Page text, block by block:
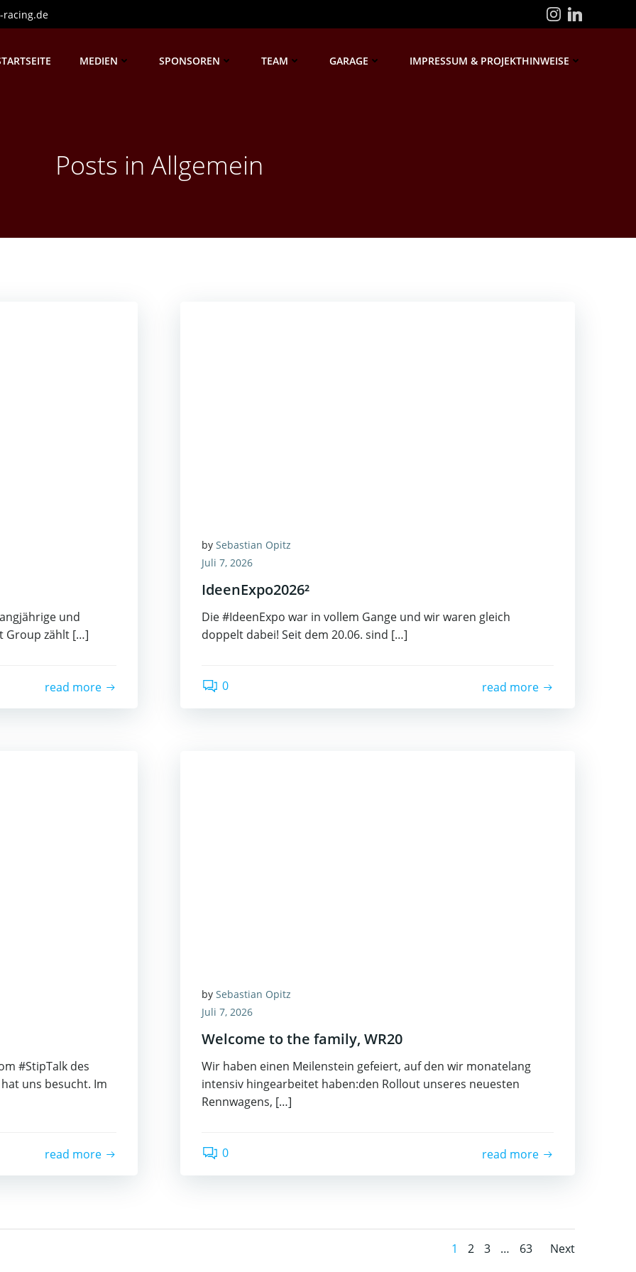
racing.de
MEDIEN SPONSOREN TEAM GARAGE IMPRESSUM & PROJEKTHINWEISE
Posts in Allgemein
und
Group zählt […]
read more
by Sebastian Opitz
Juli 7, 2026
IdeenExpo2026²
Die #IdeenExpo war in vollem Gange und wir waren gleich
doppelt dabei! Seit dem 20.06. sind […]
0 read more
#StipTalk des
uns besucht. Im
read more
by Sebastian Opitz
Juli 7, 2026
Welcome to the family, WR20
Wir haben einen Meilenstein gefeiert, auf den wir monatelang
intensiv hingearbeitet haben:den Rollout unseres neuesten
Rennwagens, […]
0 read more
Posts
Page
1 Page
2 Page
3 … Page
63
Posts
Next